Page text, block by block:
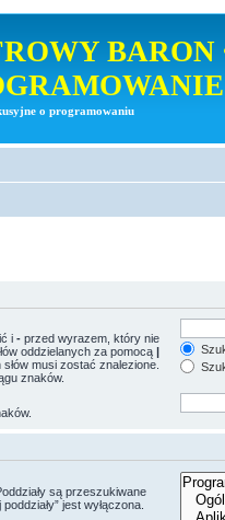
BARON
o programowaniu
i - przed wyrazem, który nie
oddzielanych za pomocą |
musi zostać znalezione.
znaków.
są przeszukiwane
jest wyłączona.